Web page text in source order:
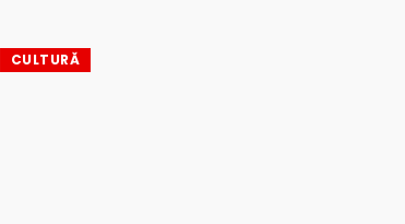
CULTURĂ